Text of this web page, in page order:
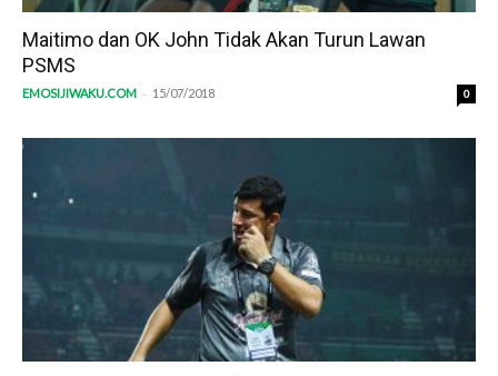
Maitimo dan OK John Tidak Akan Turun Lawan
PSMS
EMOSIJIWAKU.COM - 15/07/2018 0